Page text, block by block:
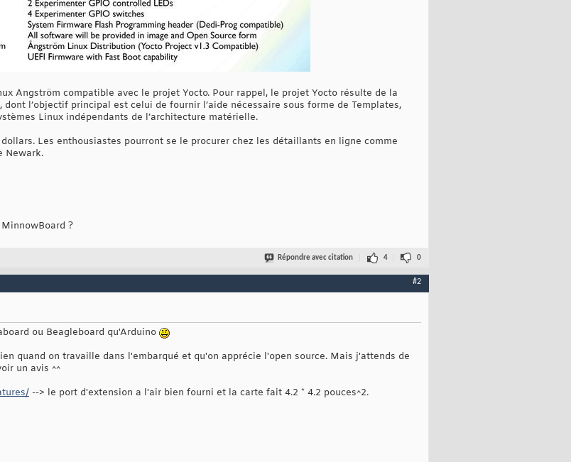
Angström compatible avec le projet Yocto. Pour rappel, le projet Yocto résulte de la
l’objectif principal est celui de fournir l’aide nécessaire sous forme de Templates,
Linux indépendants de l’architecture matérielle.
Les enthousiastes pourront se le procurer chez les détaillants en ligne comme
Newark.
?
Répondre avec citation 4 0
#2
ou Beagleboard qu'Arduino
quand on travaille dans l'embarqué et qu'on apprécie l'open source. Mais j'attends de
un avis ^^
--> le port d'extension a l'air bien fourni et la carte fait 4.2 * 4.2 pouces^2.